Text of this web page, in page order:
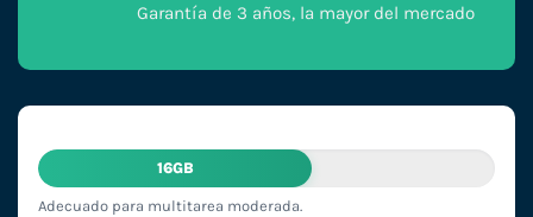
Garantía de 3 años, la mayor del mercado
16GB
Adecuado para multitarea moderada.